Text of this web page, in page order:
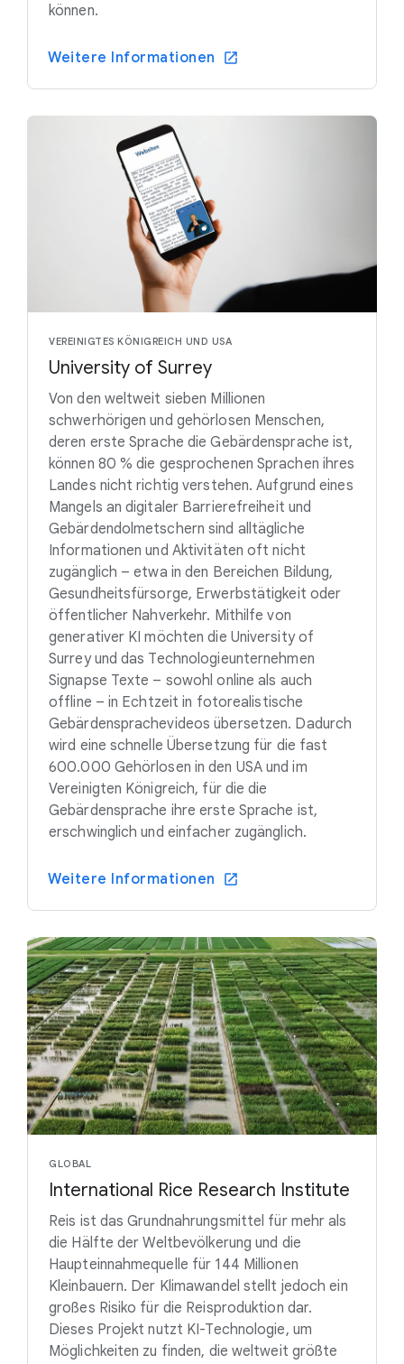
können.
Weitere Informationen
VEREINIGTES KÖNIGREICH UND USA
University of Surrey
Von den weltweit sieben Millionen
schwerhörigen und gehörlosen Menschen,
deren erste Sprache die Gebärdensprache ist,
können 80 % die gesprochenen Sprachen ihres
Landes nicht richtig verstehen. Aufgrund eines
Mangels an digitaler Barrierefreiheit und
Gebärdendolmetschern sind alltägliche
Informationen und Aktivitäten oft nicht
zugänglich – etwa in den Bereichen Bildung,
Gesundheitsfürsorge, Erwerbstätigkeit oder
öffentlicher Nahverkehr. Mithilfe von
generativer KI möchten die University of
Surrey und das Technologieunternehmen
Signapse Texte – sowohl online als auch
offline – in Echtzeit in fotorealistische
Gebärdensprachevideos übersetzen. Dadurch
wird eine schnelle Übersetzung für die fast
600.000 Gehörlosen in den USA und im
Vereinigten Königreich, für die die
Gebärdensprache ihre erste Sprache ist,
erschwinglich und einfacher zugänglich.
Weitere Informationen
GLOBAL
International Rice Research Institute
Reis ist das Grundnahrungsmittel für mehr als
die Hälfte der Weltbevölkerung und die
Haupteinnahmequelle für 144 Millionen
Kleinbauern. Der Klimawandel stellt jedoch ein
großes Risiko für die Reisproduktion dar.
Dieses Projekt nutzt KI-Technologie, um
Möglichkeiten zu finden, die weltweit größte